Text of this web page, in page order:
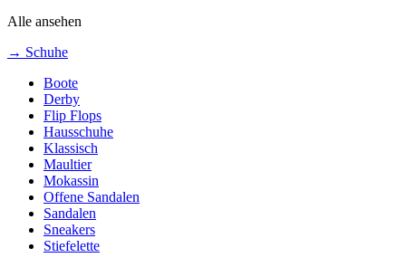
Alle ansehen
→ Schuhe
Boote
Derby
Flip Flops
Hausschuhe
Klassisch
Maultier
Mokassin
Offene Sandalen
Sandalen
Sneakers
Stiefelette